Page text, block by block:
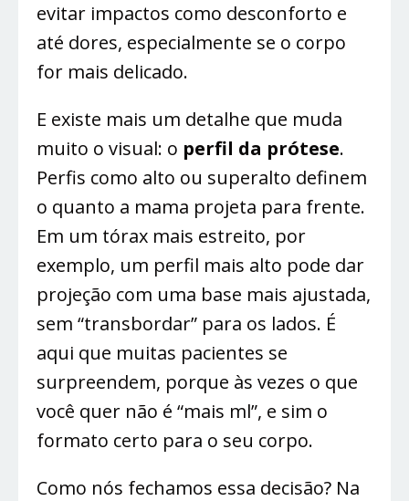
evitar impactos como desconforto e
até dores, especialmente se o corpo
for mais delicado.
E existe mais um detalhe que muda
muito o visual: o perfil da prótese.
Perfis como alto ou superalto definem
o quanto a mama projeta para frente.
Em um tórax mais estreito, por
exemplo, um perfil mais alto pode dar
projeção com uma base mais ajustada,
sem “transbordar” para os lados. É
aqui que muitas pacientes se
surpreendem, porque às vezes o que
você quer não é “mais ml”, e sim o
formato certo para o seu corpo.
Como nós fechamos essa decisão? Na